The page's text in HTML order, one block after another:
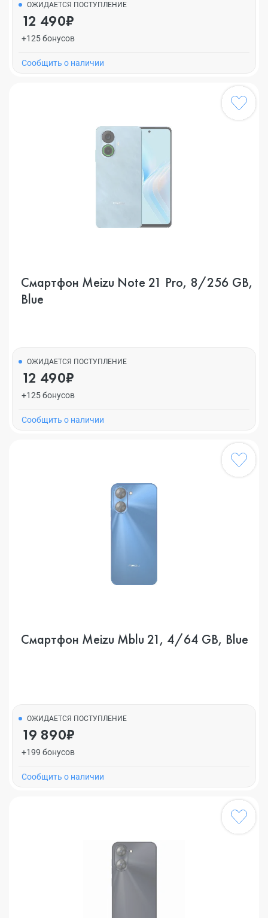
ОЖИДАЕТСЯ ПОСТУПЛЕНИЕ
12 490₽
+125 бонусов
Cообщить о наличии
Смартфон Meizu Note 21 Pro, 8/256 GB,
Blue
ОЖИДАЕТСЯ ПОСТУПЛЕНИЕ
12 490₽
+125 бонусов
Cообщить о наличии
Смартфон Meizu Mblu 21, 4/64 GB, Blue
ОЖИДАЕТСЯ ПОСТУПЛЕНИЕ
19 890₽
+199 бонусов
Cообщить о наличии